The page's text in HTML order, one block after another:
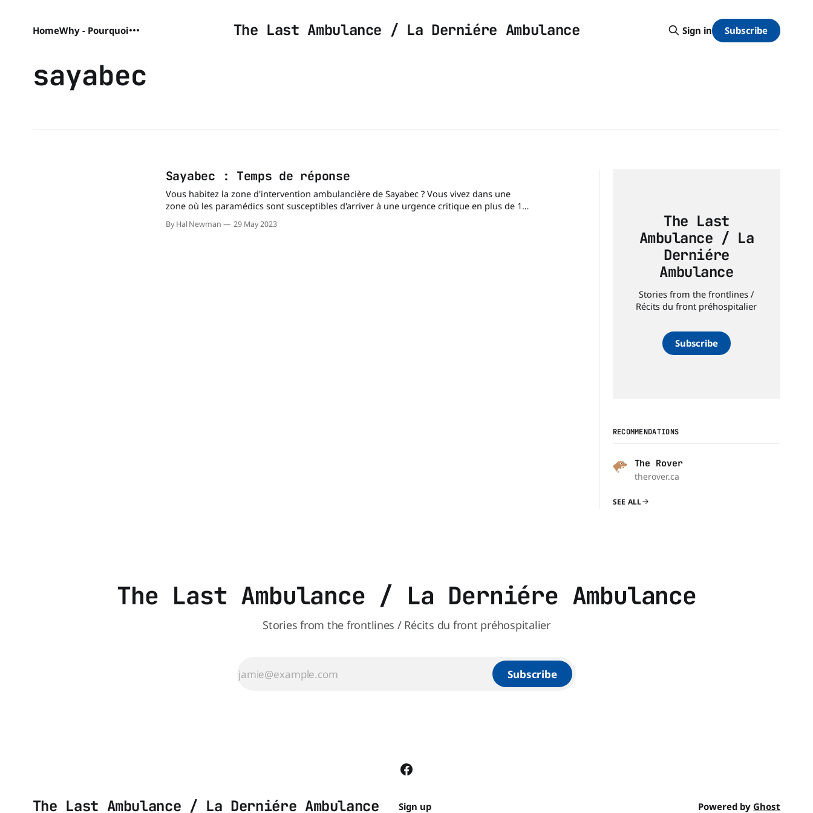
The Last Ambulance / La Derniére Ambulance
HomeWhy - Pourquoi Sign in Subscribe
sayabec
Sayabec : Temps de réponse
Vous habitez la zone d'intervention ambulancière de Sayabec ? Vous vivez dans une
zone où les paramédics sont susceptibles d'arriver à une urgence critique en plus de 11
minutes. Une intervention précoce en cas d'arrêt cardiaque est le meilleur moyen
d'augmenter les chances
By Hal Newman 29 May 2023
The Last
Ambulance / La
Derniére
Ambulance
Stories from the frontlines /
Récits du front préhospitalier
Subscribe
RECOMMENDATIONS
The Rover
therover.ca
SEE ALL
The Last Ambulance / La Derniére Ambulance
Stories from the frontlines / Récits du front préhospitalier
Subscribe
The Last Ambulance / La Derniére Ambulance Sign up Powered by Ghost